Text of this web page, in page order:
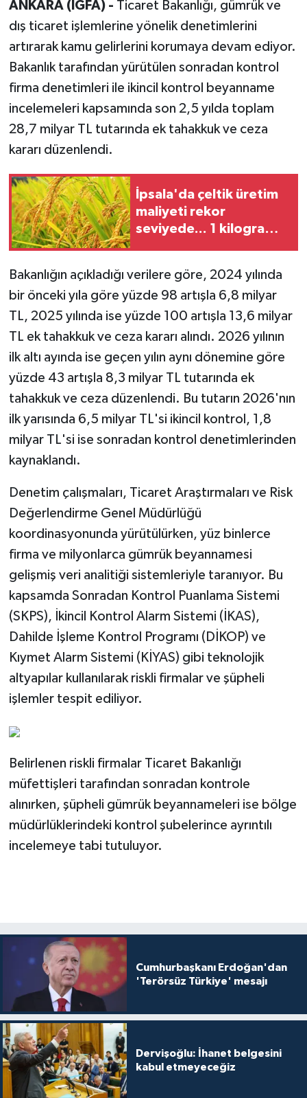
ANKARA (İGFA) - Ticaret Bakanlığı, gümrük ve
dış ticaret işlemlerine yönelik denetimlerini
artırarak kamu gelirlerini korumaya devam ediyor.
Bakanlık tarafından yürütülen sonradan kontrol
firma denetimleri ile ikincil kontrol beyanname
incelemeleri kapsamında son 2,5 yılda toplam
28,7 milyar TL tutarında ek tahakkuk ve ceza
kararı düzenlendi.
İpsala'da çeltik üretim
maliyeti rekor
seviyede... 1 kilogram
Bakanlığın açıkladığı verilere göre, 2024 yılında
bir önceki yıla göre yüzde 98 artışla 6,8 milyar
TL, 2025 yılında ise yüzde 100 artışla 13,6 milyar
TL ek tahakkuk ve ceza kararı alındı. 2026 yılının
ilk altı ayında ise geçen yılın aynı dönemine göre
yüzde 43 artışla 8,3 milyar TL tutarında ek
tahakkuk ve ceza düzenlendi. Bu tutarın 2026'nın
ilk yarısında 6,5 milyar TL'si ikincil kontrol, 1,8
milyar TL'si ise sonradan kontrol denetimlerinden
kaynaklandı.
Denetim çalışmaları, Ticaret Araştırmaları ve Risk
Değerlendirme Genel Müdürlüğü
koordinasyonunda yürütülürken, yüz binlerce
firma ve milyonlarca gümrük beyannamesi
gelişmiş veri analitiği sistemleriyle taranıyor. Bu
kapsamda Sonradan Kontrol Puanlama Sistemi
(SKPS), İkincil Kontrol Alarm Sistemi (İKAS),
Dahilde İşleme Kontrol Programı (DİKOP) ve
Kıymet Alarm Sistemi (KİYAS) gibi teknolojik
altyapılar kullanılarak riskli firmalar ve şüpheli
işlemler tespit ediliyor.
Belirlenen riskli firmalar Ticaret Bakanlığı
müfettişleri tarafından sonradan kontrole
alınırken, şüpheli gümrük beyannameleri ise bölge
müdürlüklerindeki kontrol şubelerince ayrıntılı
incelemeye tabi tutuluyor.
Cumhurbaşkanı Erdoğan'dan
'Terörsüz Türkiye' mesajı
Dervişoğlu: İhanet belgesini
kabul etmeyeceğiz